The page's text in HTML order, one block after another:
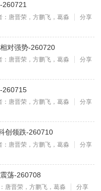
260721
：唐晋荣，方鹏飞，葛淼
分享
对强势-260720
：唐晋荣，方鹏飞，葛淼
分享
260715
：唐晋荣，方鹏飞，葛淼
分享
创领跌-260710
：唐晋荣，方鹏飞，葛淼
分享
荡-260708
唐晋荣，方鹏飞，葛淼
分享